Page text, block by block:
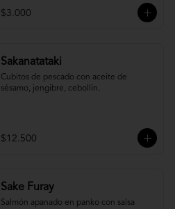
$3.000
Sakanatataki
Cubitos de pescado con aceite de
sésamo, jengibre, cebollín.
$12.500
Sake Furay
Salmón apanado en panko con salsa